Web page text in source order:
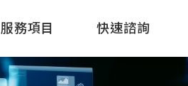
服務項目 快速諮詢